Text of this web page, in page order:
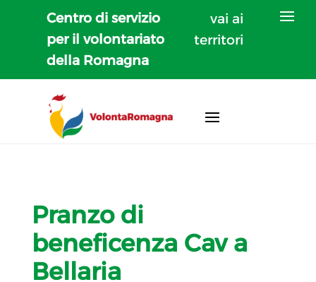
Centro di servizio
per il volontariato
della Romagna
vai ai
territori
Pranzo di
beneficenza Cav a
Bellaria